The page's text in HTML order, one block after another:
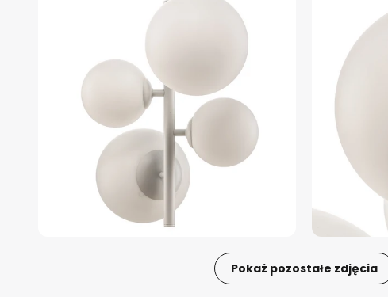
Pokaż pozostałe zdjęcia